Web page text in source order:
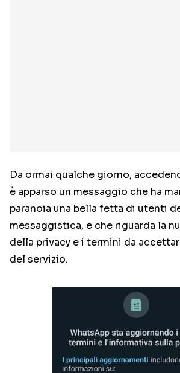
Da ormai qualche giorno,
è apparso un messaggio che ha
paranoia una bella fetta di utenti
messaggistica, e che riguarda la
della privacy e i termini da
del servizio.